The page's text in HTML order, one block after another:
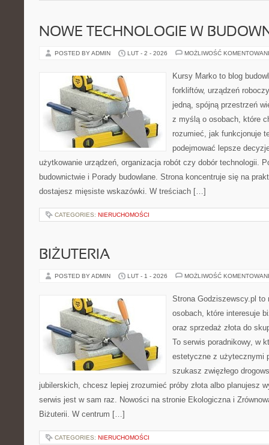
NOWE TECHNOLOGIE W
POSTED BY ADMIN LUT - 2 - 2026 MOŻLIWOŚĆ
Kursy Marko to blog
forkliftów, urządzeń
jedną, spójną przestrzeń
z myślą o osobach, które
rozumieć, jak funkcjonuje
podejmować lepsze
użytkowanie urządzeń, organizacja robót czy dobór technologii.
budownictwie i Porady budowlane. Strona koncentruje się na
dostajesz mięsiste wskazówki. W treściach […]
CATEGORIES: NIERUCHOMOŚCI
BIŻUTERIA
POSTED BY ADMIN LUT - 1 - 2026 MOŻLIWOŚĆ
Strona Godziszewscy.pl
osobach, które interesuje
oraz sprzedaż złota do
To serwis poradnikowy, w
estetyczne z użytecznymi
szukasz zwięzłego
jubilerskich, chcesz lepiej zrozumieć próby złota albo planujesz
serwis jest w sam raz. Nowości na stronie Ekologiczna i
Biżuterii. W centrum […]
CATEGORIES: NIERUCHOMOŚCI